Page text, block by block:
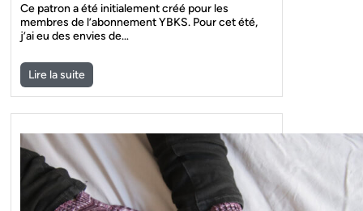
Ce patron a été initialement créé pour les
membres de l’abonnement YBKS. Pour cet été,
j’ai eu des envies de…
Lire la suite